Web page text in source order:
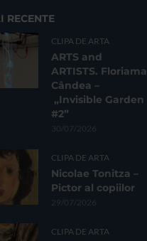
RECENTE
CLIPA DE ARTA
ARTS and
ARTISTS. Floriama
Cândea –
„Invisible Garden
#2”
30/07/2026
CLIPA DE ARTA
Nicolae Tonitza –
Pictor al copiilor
29/07/2026
CLIPA DE ARTA